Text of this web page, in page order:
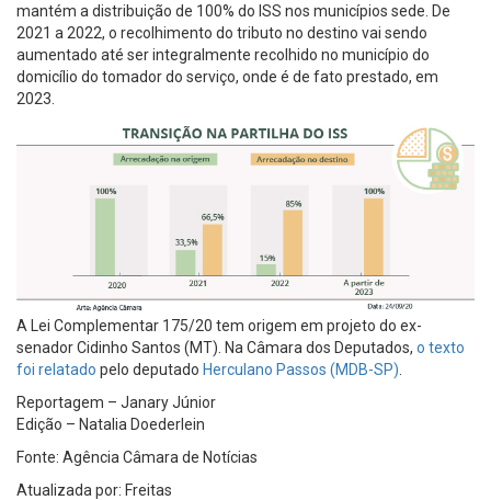
mantém a distribuição de 100% do ISS nos municípios sede. De
2021 a 2022, o recolhimento do tributo no destino vai sendo
aumentado até ser integralmente recolhido no município do
domicílio do tomador do serviço, onde é de fato prestado, em
2023.
A Lei Complementar 175/20 tem origem em projeto do ex-
senador Cidinho Santos (MT). Na Câmara dos Deputados, o texto
foi relatado pelo deputado Herculano Passos (MDB-SP)
Reportagem – Janary Júnior
Edição – Natalia Doederlein
Fonte: Agência Câmara de Notícias
Atualizada por: Freitas